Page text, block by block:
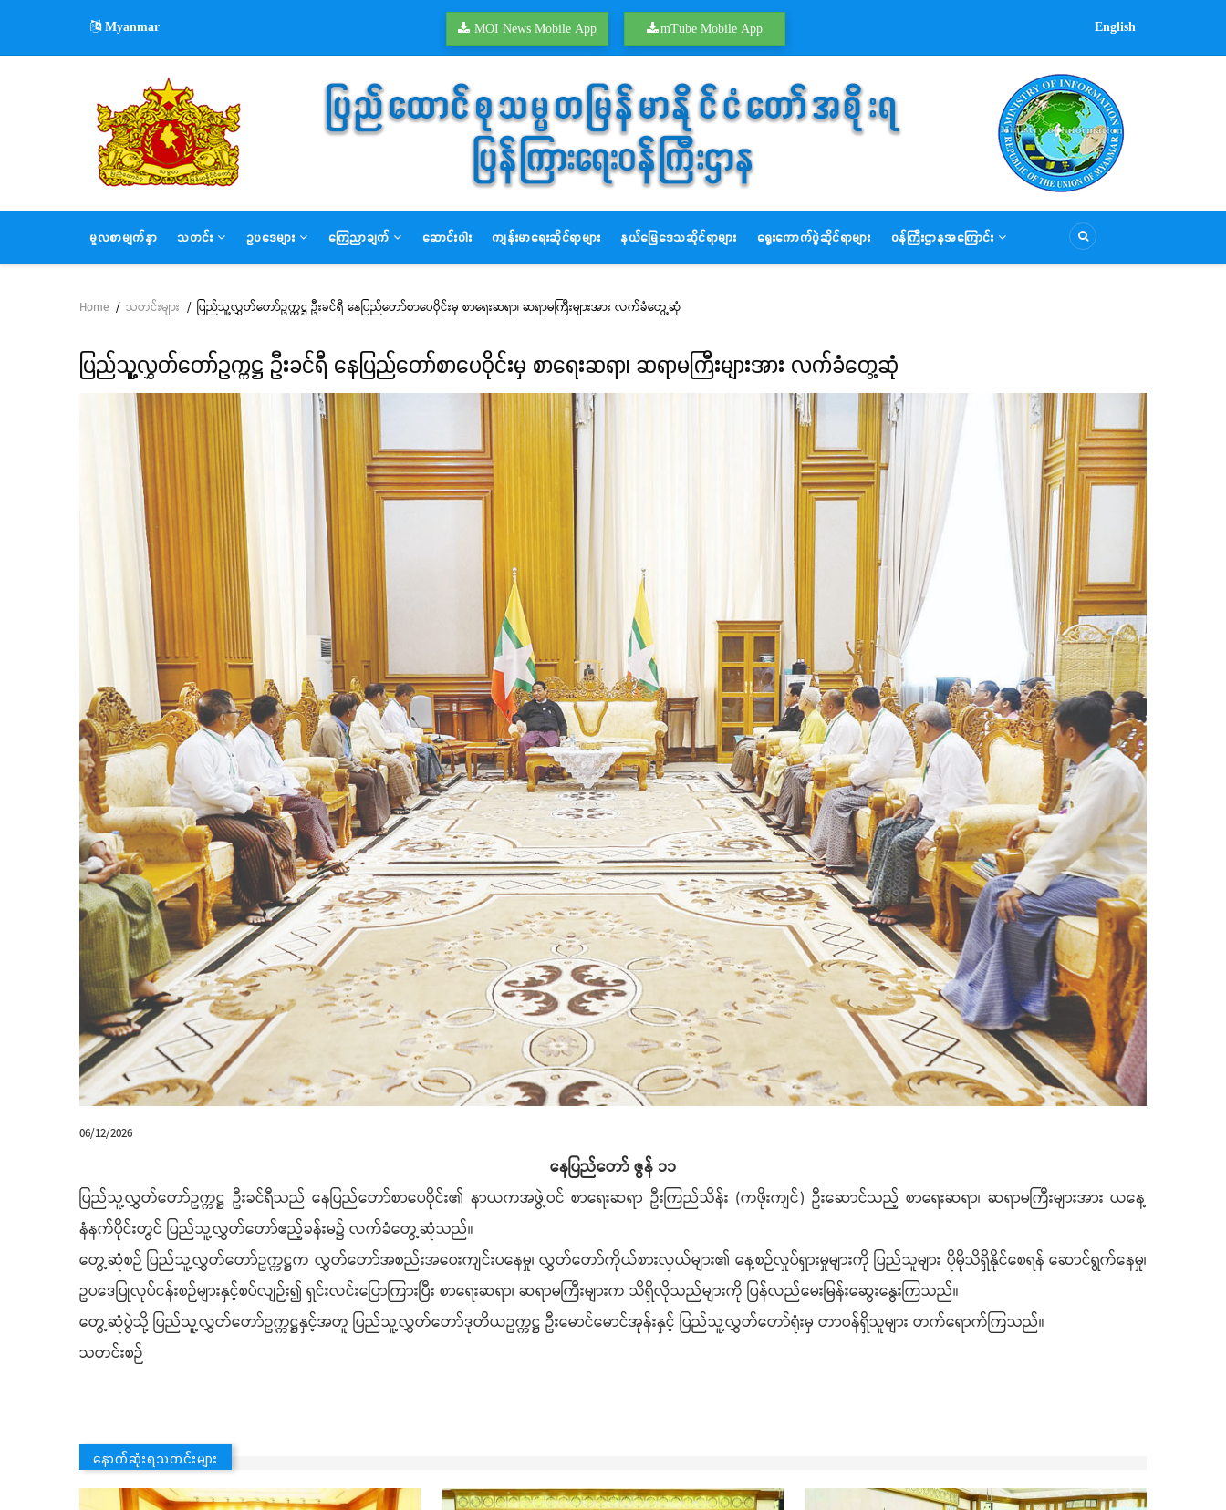
main
Myanmar MOI News Mobile App mTube Mobile App English
MAIN
NAVIGATION
မူလစာမျက်နှာ သတင်း ဥပဒေများ ကြေညာချက် ဆောင်းပါး ကျန်းမာရေးဆိုင်ရာများ နယ်မြေဒေသဆိုင်ရာများ ရွေးကောက်ပွဲဆိုင်ရာများ ဝန်ကြီးဌာနအကြောင်း
Breadcrumb
Home / သတင်းများ / ပြည်သူ့လွှတ်တော်ဥက္ကဋ္ဌ ဦးခင်ရီ နေပြည်တော်စာပေဝိုင်းမှ စာရေးဆရာ၊ ဆရာမကြီးများအား လက်ခံတွေ့ဆုံ
ပြည်သူ့လွှတ်တော်ဥက္ကဋ္ဌ ဦးခင်ရီ နေပြည်တော်စာပေဝိုင်းမှ စာရေးဆရာ၊ ဆရာမကြီးများအား လက်ခံတွေ့ဆုံ
06/12/2026
နေပြည်တော် ဇွန် ၁၁
ပြည်သူ့လွှတ်တော်ဥက္ကဋ္ဌ ဦးခင်ရီသည် နေပြည်တော်စာပေဝိုင်း၏ နာယကအဖွဲ့ဝင် စာရေးဆရာ ဦးကြည်သိန်း (ကဖိုးကျင်) ဦးဆောင်သည့် စာရေးဆရာ၊ ဆရာမကြီးများအား ယနေ့
နံနက်ပိုင်းတွင် ပြည်သူ့လွှတ်တော်ဧည့်ခန်းမ၌ လက်ခံတွေ့ဆုံသည်။
တွေ့ဆုံစဉ် ပြည်သူ့လွှတ်တော်ဥက္ကဋ္ဌက လွှတ်တော်အစည်းအဝေးကျင်းပနေမှု၊ လွှတ်တော်ကိုယ်စားလှယ်များ၏ နေ့စဉ်လှုပ်ရှားမှုများကို ပြည်သူများ ပိုမိုသိရှိနိုင်စေရန် ဆောင်ရွက်နေမှု၊
ဥပဒေပြုလုပ်ငန်းစဉ်များနှင့်စပ်လျဉ်း၍ ရှင်းလင်းပြောကြားပြီး စာရေးဆရာ၊ ဆရာမကြီးများက သိရှိလိုသည်များကို ပြန်လည်မေးမြန်းဆွေးနွေးကြသည်။
တွေ့ဆုံပွဲသို့ ပြည်သူ့လွှတ်တော်ဥက္ကဋ္ဌနှင့်အတူ ပြည်သူ့လွှတ်တော်ဒုတိယဥက္ကဋ္ဌ ဦးမောင်မောင်အုန်းနှင့် ပြည်သူ့လွှတ်တော်ရုံးမှ တာဝန်ရှိသူများ တက်ရောက်ကြသည်။
သတင်းစဉ်
နောက်ဆုံးရသတင်းများ